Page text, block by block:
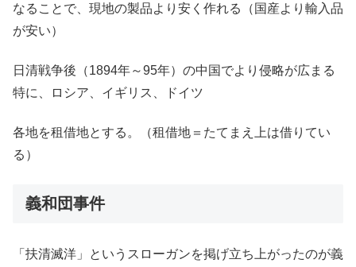
なることで、現地の製品より安く作れる（国産より輸入品
が安い）
日清戦争後（1894年～95年）の中国でより侵略が広まる
特に、ロシア、イギリス、ドイツ
各地を租借地とする。（租借地＝たてまえ上は借りてい
る）
義和団事件
「扶清滅洋」というスローガンを掲げ立ち上がったのが義